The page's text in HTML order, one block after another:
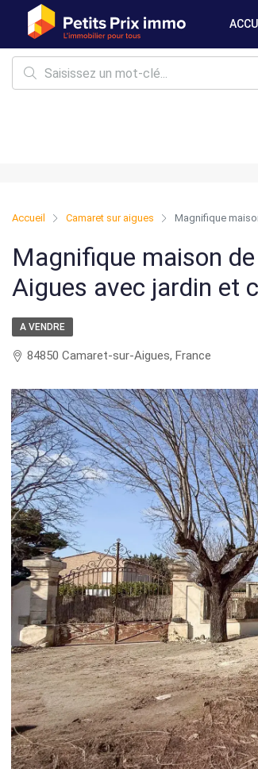
Accueil Camaret sur aigues Magnifique
Magnifique maison
Aigues avec jardin et
A VENDRE
84850 Camaret-sur-Aigues, France